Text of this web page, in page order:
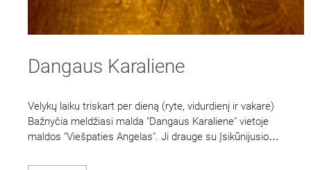
Dangaus Karaliene
Velykų laiku triskart per dieną (ryte, vidurdienį ir vakare)
Bažnyčia meldžiasi malda "Dangaus Karaliene" vietoje
maldos "Viešpaties Angelas". Ji drauge su Įsikūnijusio…